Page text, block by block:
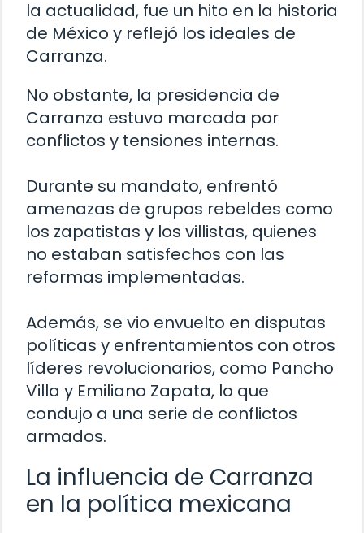
la actualidad, fue un hito en la historia
de México y reflejó los ideales de
Carranza.
No obstante, la presidencia de
Carranza estuvo marcada por
conflictos y tensiones internas.
Durante su mandato, enfrentó
amenazas de grupos rebeldes como
los zapatistas y los villistas, quienes
no estaban satisfechos con las
reformas implementadas.
Además, se vio envuelto en disputas
políticas y enfrentamientos con otros
líderes revolucionarios, como Pancho
Villa y Emiliano Zapata, lo que
condujo a una serie de conflictos
armados.
La influencia de Carranza
en la política mexicana